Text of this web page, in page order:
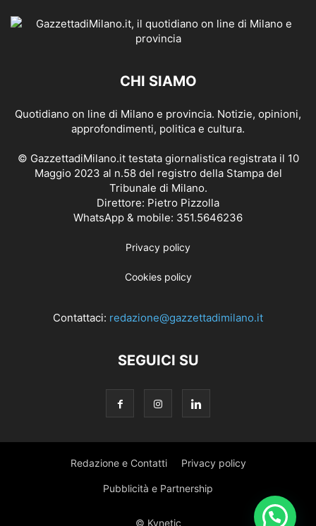
CHI SIAMO
Quotidiano on line di Milano e provincia. Notizie, opinioni,
approfondimenti, politica e cultura.
© GazzettadiMilano.it testata giornalistica registrata il 10
Maggio 2023 al n.58 del registro della Stampa del
Tribunale di Milano.
Direttore: Pietro Pizzolla
WhatsApp & mobile: 351.5646236
Privacy policy
Cookies policy
Contattaci: redazione@gazzettadimilano.it
SEGUICI SU
Redazione e Contatti Privacy policy
Pubblicità e Partnership
© Kynetic